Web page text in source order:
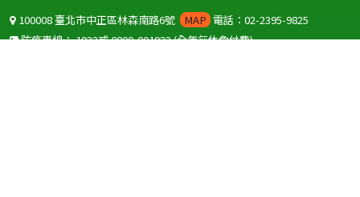
100008 臺北市中正區林森南路6號 MAP 電話：02-2395-9825
防疫專線：1922或0800-001922(全年無休免付費)